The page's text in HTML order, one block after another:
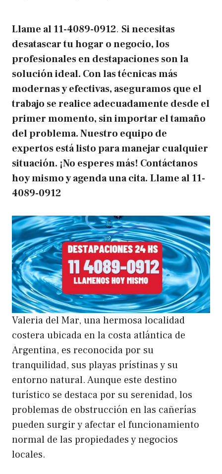
Llame al11-4089-0912. Si necesitas
desatascar tu hogar o negocio, los
profesionales en destapaciones son la
solución ideal. Con las técnicas más
modernas y efectivas, aseguramos que el
trabajo se realice adecuadamente desde el
primer momento, sin importar el tamaño
del problema. Nuestro equipo de
expertos está listo para manejar cualquier
situación. ¡No esperes más! Contáctanos
hoy mismo y agenda una cita. Llame al11-
4089-0912
Valeria del Mar, una hermosa localidad
costera ubicada en la costa atlántica de
Argentina, es reconocida por su
tranquilidad, sus playas prístinas y su
entorno natural. Aunque este destino
turístico se destaca por su serenidad, los
problemas de obstrucción en las cañerías
pueden surgir y afectar el funcionamiento
normal de las propiedades y negocios
locales.